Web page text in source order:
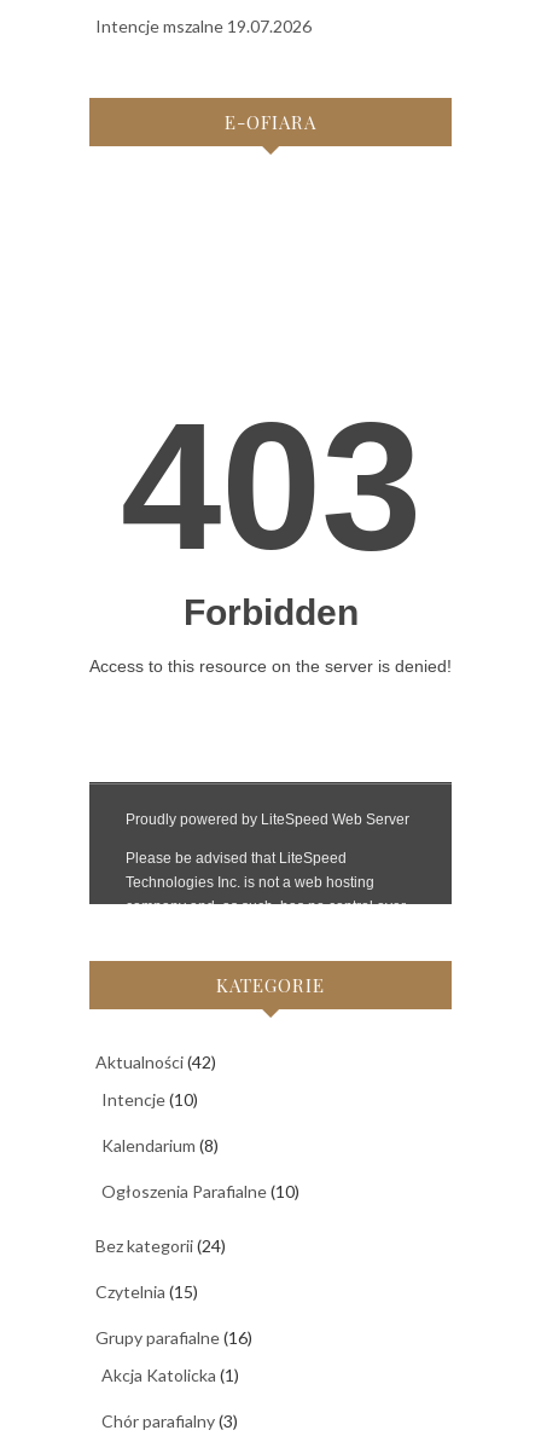
Intencje mszalne 19.07.2026
E-OFIARA
KATEGORIE
Aktualności(42)
Intencje(10)
Kalendarium (8)
Ogłoszenia Parafialne(10)
Bez kategorii(24)
Czytelnia (15)
Grupy parafialne(16)
Akcja Katolicka (1)
Chór parafialny(3)